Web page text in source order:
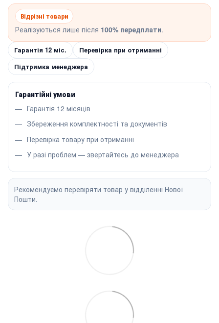
Відрізні товари
Реалізуються лише після 100% передплати.
Гарантія 12 міс.
Перевірка при отриманні
Підтримка менеджера
Гарантійні умови
Гарантія 12 місяців
Збереження комплектності та документів
Перевірка товару при отриманні
У разі проблем — звертайтесь до менеджера
Рекомендуємо перевіряти товар у відділенні Нової
Пошти.